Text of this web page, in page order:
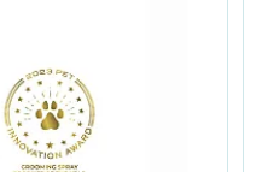
улюблені ласощі
м’яких
масло або йогурт